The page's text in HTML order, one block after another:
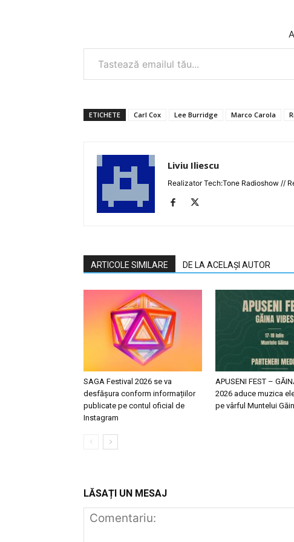
Tastează emailul tău...
ETICHETE Carl Cox Lee Burridge Marco Carola
Liviu Iliescu
Realizator Tech:Tone Radioshow //
ARTICOLE SIMILARE DE LA ACELAȘI AUTOR
SAGA Festival 2026 se va
desfășura conform informațiilor
publicate pe contul oficial de
Instagram
APUSENI FEST –
2026 aduce muzica
pe vârful Muntelui
LĂSAȚI UN MESAJ